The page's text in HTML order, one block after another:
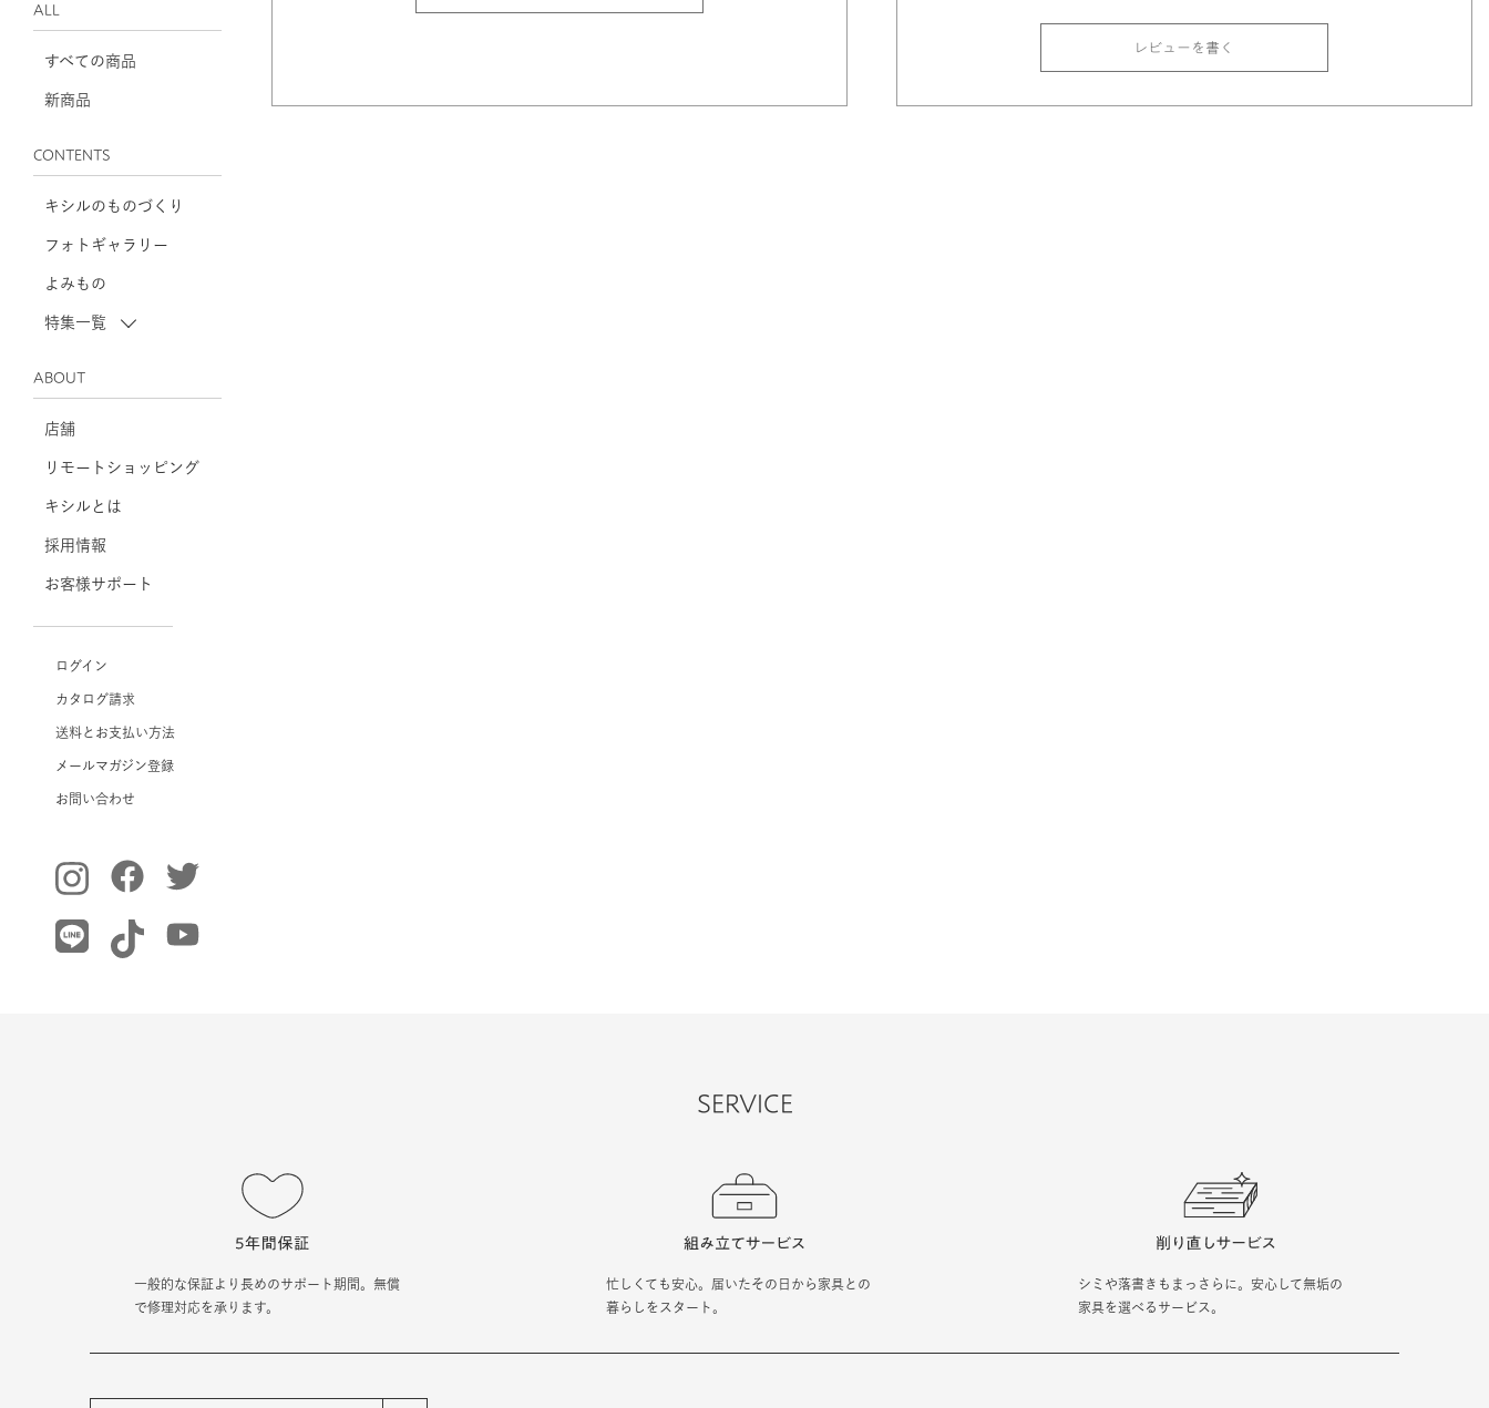
ALL
すべての商品
新商品
CONTENTS
キシルのものづくり
フォトギャラリー
よみもの
特集一覧
ABOUT
店舗
リモートショッピング
キシルとは
採用情報
お客様サポート
ログイン
カタログ請求
送料とお支払い方法
メールマガジン登録
お問い合わせ
レビューを書く
SERVICE
一般的な保証より長めのサポート期間。無償
で修理対応を承ります。
忙しくても安心。届いたその日から家具との
暮らしをスタート。
シミや落書きもまっさらに。安心して無垢の
家具を選べるサービス。